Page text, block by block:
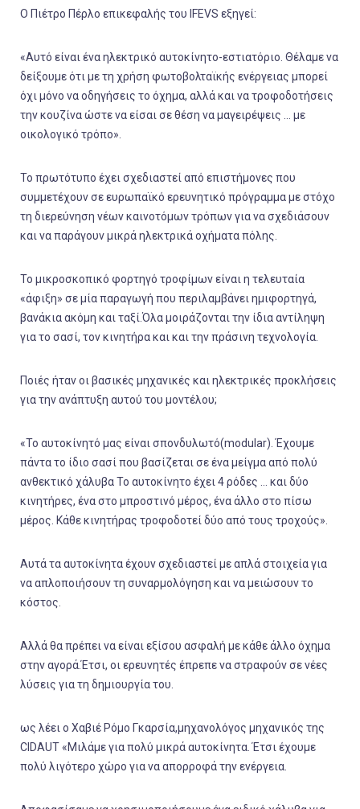
Ο Πιέτρο Πέρλο επικεφαλής του IFEVS εξηγεί:
«Αυτό είναι ένα ηλεκτρικό αυτοκίνητο-εστιατόριο. Θέλαμε να
δείξουμε ότι με τη χρήση φωτοβολταϊκής ενέργειας μπορεί
όχι μόνο να οδηγήσεις το όχημα, αλλά και να τροφοδοτήσεις
την κουζίνα ώστε να είσαι σε θέση να μαγειρέψεις … με
οικολογικό τρόπο».
Το πρωτότυπο έχει σχεδιαστεί από επιστήμονες που
συμμετέχουν σε ευρωπαϊκό ερευνητικό πρόγραμμα με στόχο
τη διερεύνηση νέων καινοτόμων τρόπων για να σχεδιάσουν
και να παράγουν μικρά ηλεκτρικά οχήματα πόλης.
Το μικροσκοπικό φορτηγό τροφίμων είναι η τελευταία
«άφιξη» σε μία παραγωγή που περιλαμβάνει ημιφορτηγά,
βανάκια ακόμη και ταξί.Όλα μοιράζονται την ίδια αντίληψη
για το σασί, τον κινητήρα και και την πράσινη τεχνολογία.
Ποιές ήταν οι βασικές μηχανικές και ηλεκτρικές προκλήσεις
για την ανάπτυξη αυτού του μοντέλου;
«Το αυτοκίνητό μας είναι σπονδυλωτό(modular). Έχουμε
πάντα το ίδιο σασί που βασίζεται σε ένα μείγμα από πολύ
ανθεκτικό χάλυβα Το αυτοκίνητο έχει 4 ρόδες … και δύο
κινητήρες, ένα στο μπροστινό μέρος, ένα άλλο στο πίσω
μέρος. Κάθε κινητήρας τροφοδοτεί δύο από τους τροχούς».
Αυτά τα αυτοκίνητα έχουν σχεδιαστεί με απλά στοιχεία για
να απλοποιήσουν τη συναρμολόγηση και να μειώσουν το
κόστος.
Αλλά θα πρέπει να είναι εξίσου ασφαλή με κάθε άλλο όχημα
στην αγορά.Έτσι, οι ερευνητές έπρεπε να στραφούν σε νέες
λύσεις για τη δημιουργία του.
ως λέει ο Χαβιέ Ρόμο Γκαρσία,μηχανολόγος μηχανικός της
CIDAUT «Μιλάμε για πολύ μικρά αυτοκίνητα. Έτσι έχουμε
πολύ λιγότερο χώρο για να απορροφά την ενέργεια.